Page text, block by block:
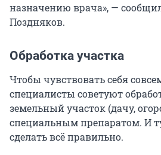
назначению врача», —
Поздняков.
Обработка участка
Чтобы чувствовать себя
специалисты советуют
земельный участок (дачу,
специальным препаратом. И
сделать всё правильно.